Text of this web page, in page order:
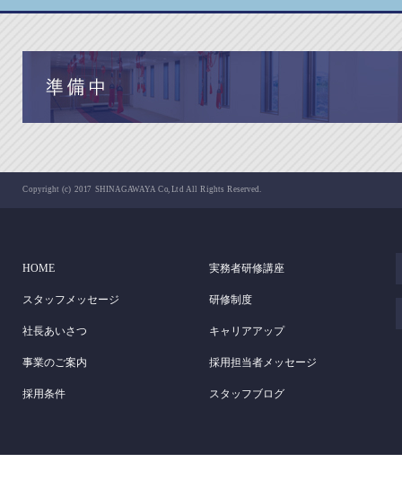
Copyright (c) 2017 SHINAGAWAYA Co,Ltd All Rights Reserved.
HOME
スタッフメッセージ
社長あいさつ
事業のご案内
採用条件
実務者研修講座
研修制度
キャリアアップ
採用担当者メッセージ
スタッフブログ